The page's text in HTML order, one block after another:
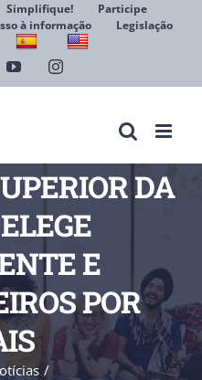
Simplifique!
Participe
à informação
Legislação
YouTubeInstagram
DA
E
POR